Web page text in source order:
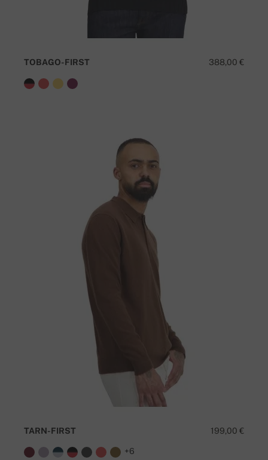
388,00 €
TOBAGO-FIRST
199,00 €
TARN-FIRST
+6